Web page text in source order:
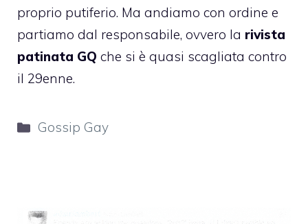
proprio putiferio. Ma andiamo con ordine e
partiamo dal responsabile, ovvero la rivista
patinata GQ che si è quasi scagliata contro
il 29enne.
Categorie
Gossip Gay